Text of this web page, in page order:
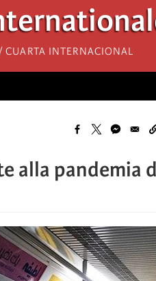
Internacional
alla pandemia